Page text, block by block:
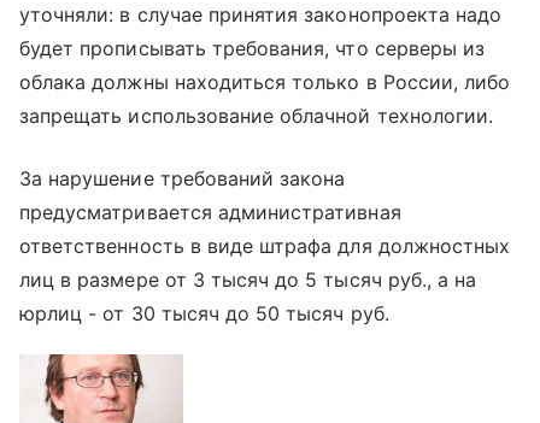
уточняли: в случае принятия законопроекта надо
будет прописывать требования, что серверы из
облака должны находиться только в России, либо
запрещать использование облачной технологии.
За нарушение требований закона
предусматривается административная
ответственность в виде штрафа для должностных
лиц в размере от 3 тысяч до 5 тысяч руб., а на
юрлиц - от 30 тысяч до 50 тысяч руб.